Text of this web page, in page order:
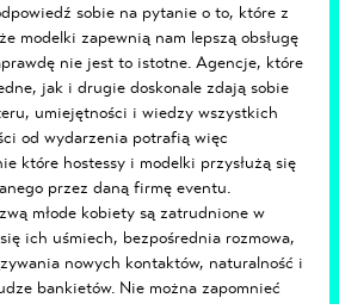
sobie na pytanie o to, które z
modelki zapewnią nam lepszą obsługę
nie jest to istotne. Agencje, które
jak i drugie doskonale zdają sobie
umiejętności i wiedzy wszystkich
od wydarzenia potrafią więc
które hostessy i modelki przysłużą się
przez daną firmę eventu.
młode kobiety są zatrudnione w
ich uśmiech, bezpośrednia rozmowa,
nowych kontaktów, naturalność i
bankietów. Nie można zapomnieć